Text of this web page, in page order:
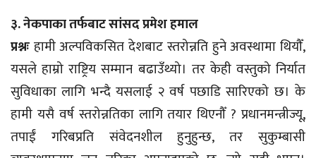
३. नेकपाका तर्फबाट सांसद प्रमेश हमाल
प्रश्नःहामी अल्पविकसित देशबाट स्तरोन्नति हुने अवस्थामा थियौँ,
यसले हाम्रो राष्ट्रिय सम्मान बढाउँथ्यो। तर केही वस्तुको निर्यात
सुविधाका लागि भन्दै यसलाई २ वर्ष पछाडि सारिएको छ। के
हामी यसै वर्ष स्तरोन्नतिका लागि तयार थिएनौँ ? प्रधानमन्त्रीज्यू,
तपाईं गरिबप्रति संवेदनशील हुनुहुन्छ, तर सुकुम्बासी